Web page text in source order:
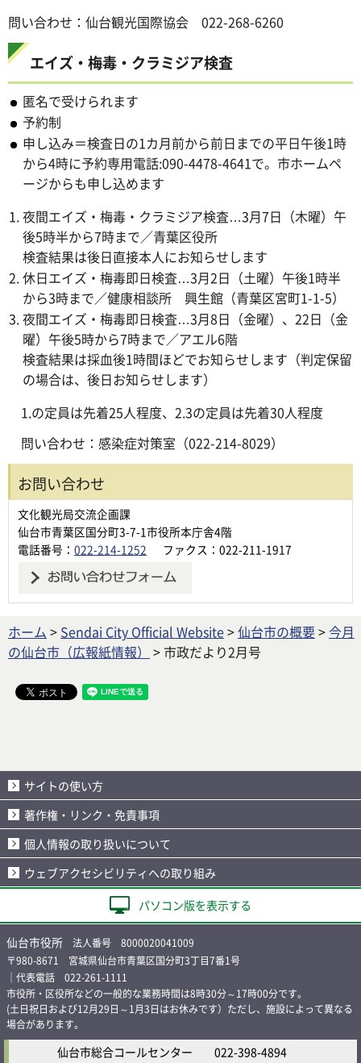
問い合わせ：仙台観光国際協会 022-268-6260
エイズ・梅毒・クラミジア検査
匿名で受けられます
予約制
申し込み＝検査日の1カ月前から前日までの平日午後1時
から4時に予約専用電話:090-4478-4641で。市ホームペ
ージからも申し込めます
夜間エイズ・梅毒・クラミジア検査…3月7日（木曜）午
後5時半から7時まで／青葉区役所
検査結果は後日直接本人にお知らせします
休日エイズ・梅毒即日検査…3月2日（土曜）午後1時半
から3時まで／健康相談所 興生館（青葉区宮町1-1-5）
夜間エイズ・梅毒即日検査…3月8日（金曜）、22日（金
曜）午後5時から7時まで／アエル6階
検査結果は採血後1時間ほどでお知らせします（判定保留
の場合は、後日お知らせします）
1.の定員は先着25人程度、2.3の定員は先着30人程度
問い合わせ：感染症対策室（022-214-8029）
お問い合わせ
文化観光局交流企画課
仙台市青葉区国分町3-7-1市役所本庁舎4階
電話番号： 022-214-1252 ファクス：022-211-1917
ホーム > Sendai City Official Website>仙台市の概要> 今月
の仙台市（広報紙情報）
> 市政だより2月号
サイトの使い方
著作権・リンク・免責事項
個人情報の取り扱いについて
ウェブアクセシビリティへの取り組み
パソコン版を表示する
仙台市役所 法人番号 8000020041009
〒980-8671 宮城県仙台市青葉区国分町3丁目7番1号
｜代表電話 022-261-1111
市役所・区役所などの一般的な業務時間は8時30分～17時00分です。
(土日祝日および12月29日～1月3日はお休みです）ただし、施設によって異なる
場合があります。
仙台市総合コールセンター 022-398-4894